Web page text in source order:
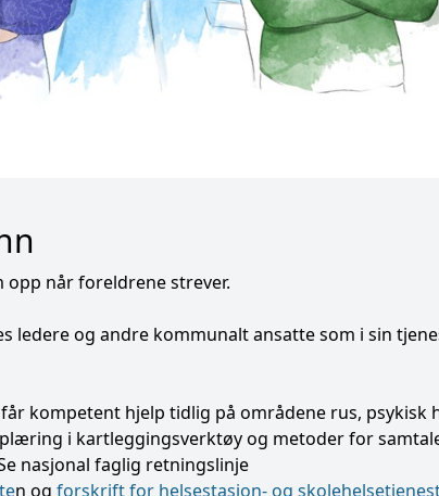
når foreldrene strever.
ledere og andre kommunalt ansatte som i sin
kompetent hjelp tidlig på områdene rus, psykisk
i kartleggingsverktøy og metoder for
nasjonal faglig retningslinje
n og forskrift for helsestasjon- og